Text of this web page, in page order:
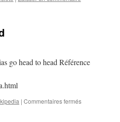
go head to head Référence
| Commentaires fermés